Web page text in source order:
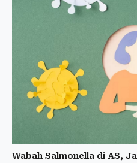
Wabah Salmonella di AS,